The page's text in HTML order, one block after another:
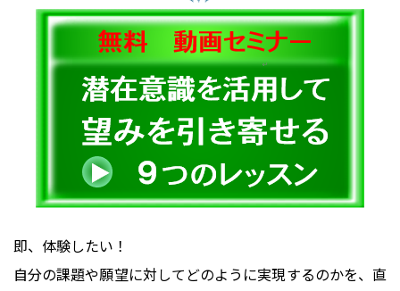
即、体験したい！
自分の課題や願望に対してどのように実現するのかを、直